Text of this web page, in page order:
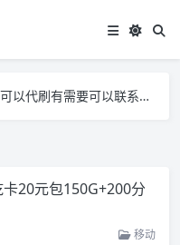
有需要可以联系邮箱i@tuzi.la
有需要可以联系邮箱i@tuzi.la
20元包150G+200分
移动